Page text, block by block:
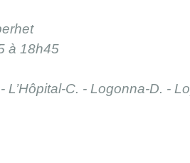
à 18h45
C. - Logonna-D. -